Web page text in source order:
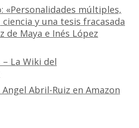
múltiples,
y una tesis fracasada
de Maya e Inés López
La Wiki del
Abril-Ruiz en Amazon